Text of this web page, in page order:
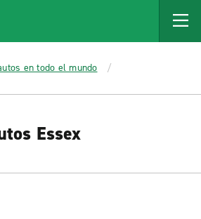
en todo el mundo
Essex